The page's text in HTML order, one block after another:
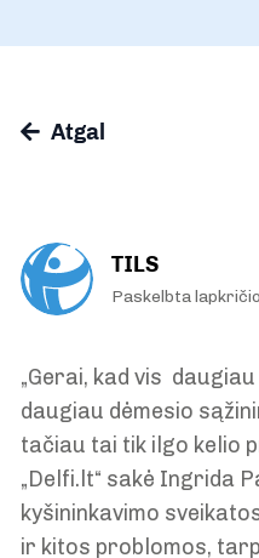
Atgal
TILS
Paskelbta
„Gerai, kad vis
daugiau dėmesio
tačiau tai tik ilgo kelio
„Delfi.lt“ sakė Ingrida
kyšininkavimo
ir kitos problomos,